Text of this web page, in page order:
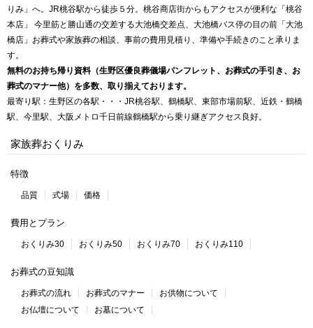
りみ」へ。JR桃谷駅から徒歩５分。桃谷商店街からもアクセスが便利な「桃谷
本店」 今里筋と勝山通の交差する大池橋交差点、大池橋バス停の目の前「大池
橋店」お葬式や家族葬の相談、事前の費用見積り、準備や手続きのこと承りま
す。
無料のお持ち帰り資料（生野区優良葬儀場パンフレット、お葬式の手引き、お
葬式のマナー他）を多数、取り揃えております。
最寄り駅：生野区の各駅・・・JR桃谷駅、鶴橋駅、東部市場前駅、近鉄・鶴橋
駅、今里駅、大阪メトロ千日前線鶴橋駅から乗り継ぎアクセス良好。
家族葬おくりみ
特徴
品質 式場 価格
費用とプラン
おくりみ30 おくりみ50 おくりみ70 おくりみ110
お葬式の豆知識
お葬式の流れ お葬式のマナー
お供物について
お仏壇について
お墓について